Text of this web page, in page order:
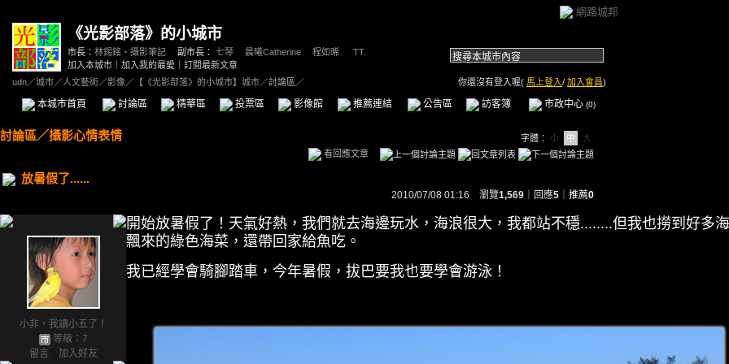
網路城邦
《光影部落》的小城市
市長： 林錫銘‧攝影筆記 副市長： 七琴 晨曦Catherine 程如晞
TT.
加入本城市
加入我的最愛
訂閱最新文章
udn／城市／人文藝術／影像 ／ 【《光影部落》的小城市】城市／討論區／ 你還沒有登入喔( 馬上登入/ 加入會員)
本城市首頁 討論區 精華區 投票區 影像館 推薦連結 公告區 訪客簿 市政中心 (0)
討論區／攝影心情表情 字體： 小 中
大
看回應文章
放暑假了......
2010/07/08 01:16 瀏覽1,569 ｜回應5 推薦0
小非，我讀小五了！
等級：7
留言
加入好友
開始放暑假了！天氣好熱，我們就去海邊玩水，海浪很大，我都站不穩........但我也撈到好多
飄來的綠色海菜，還帶回家給魚吃。
我已經學會騎腳踏車，今年暑假，拔巴要我也要學會游泳！